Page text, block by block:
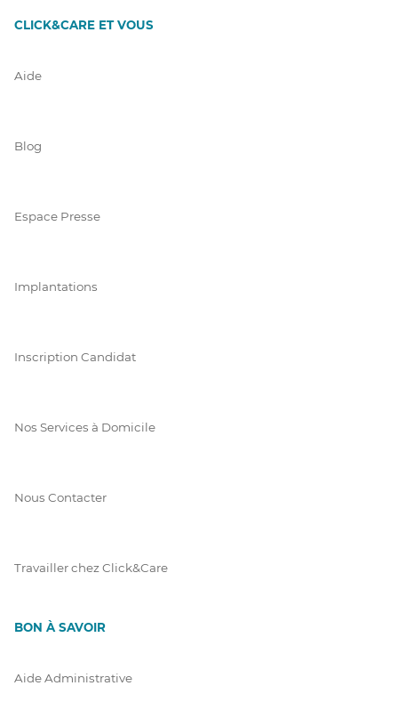
CLICK&CARE ET VOUS
Aide
Blog
Espace Presse
Implantations
Inscription Candidat
Nos Services à Domicile
Nous Contacter
Travailler chez Click&Care
BON À SAVOIR
Aide Administrative